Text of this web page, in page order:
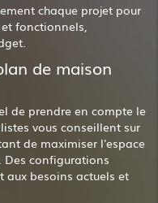
chaque projet pour
fonctionnels,
de maison
de prendre en compte le
vous conseillent sur
de maximiser l'espace
configurations
aux besoins actuels et